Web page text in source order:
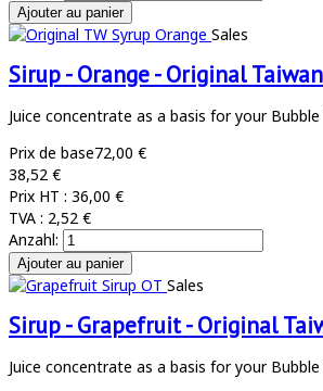
Sales
Sirup - Orange - Original Taiwan
Juice concentrate as a basis for your Bubble
Prix de base72,00 €
38,52 €
Prix HT : 36,00 €
TVA : 2,52 €
Anzahl:
Sales
Sirup - Grapefruit - Original
Juice concentrate as a basis for your Bubble